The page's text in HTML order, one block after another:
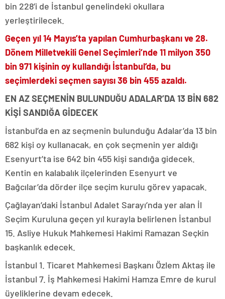
bin 228’i de İstanbul genelindeki okullara
yerleştirilecek.
Geçen yıl 14 Mayıs’ta yapılan Cumhurbaşkanı ve 28.
Dönem Milletvekili Genel Seçimleri’nde 11 milyon 350
bin 971 kişinin oy kullandığı İstanbul’da, bu
seçimlerdeki seçmen sayısı 36 bin 455 azaldı.
EN AZ SEÇMENİN BULUNDUĞU ADALAR’DA 13 BİN 682
KİŞİ SANDIĞA GİDECEK
İstanbul’da en az seçmenin bulunduğu Adalar’da 13 bin
682 kişi oy kullanacak, en çok seçmenin yer aldığı
Esenyurt’ta ise 642 bin 455 kişi sandığa gidecek.
Kentin en kalabalık ilçelerinden Esenyurt ve
Bağcılar’da dörder ilçe seçim kurulu görev yapacak.
Çağlayan’daki İstanbul Adalet Sarayı’nda yer alan İl
Seçim Kuruluna geçen yıl kurayla belirlenen İstanbul
15. Asliye Hukuk Mahkemesi Hakimi Ramazan Seçkin
başkanlık edecek.
İstanbul 1. Ticaret Mahkemesi Başkanı Özlem Aktaş ile
İstanbul 7. İş Mahkemesi Hakimi Hamza Emre de kurul
üyeliklerine devam edecek.